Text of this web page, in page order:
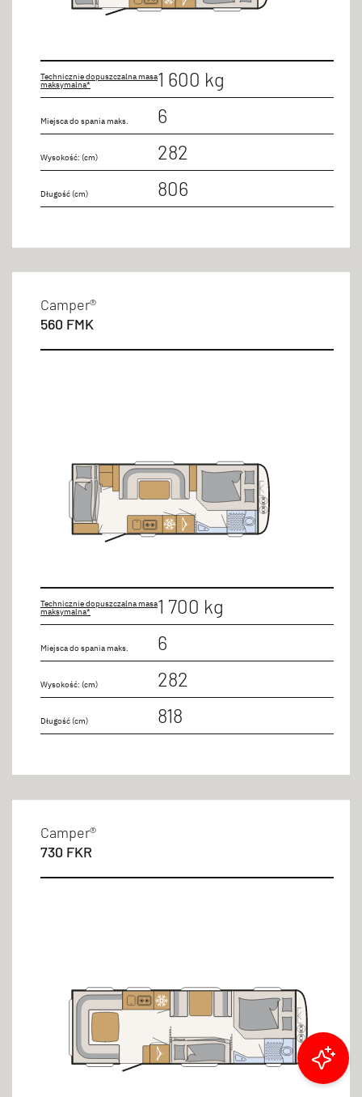
Technicznie dopuszczalna masa
maksymalna* 1 600 kg
Miejsca do spania maks. 6
Wysokość: (cm) 282
Długość (cm) 806
Camper®
560 FMK
Technicznie dopuszczalna masa
maksymalna* 1 700 kg
Miejsca do spania maks. 6
Wysokość: (cm) 282
Długość (cm) 818
Camper®
730 FKR
Filtruj wyniki